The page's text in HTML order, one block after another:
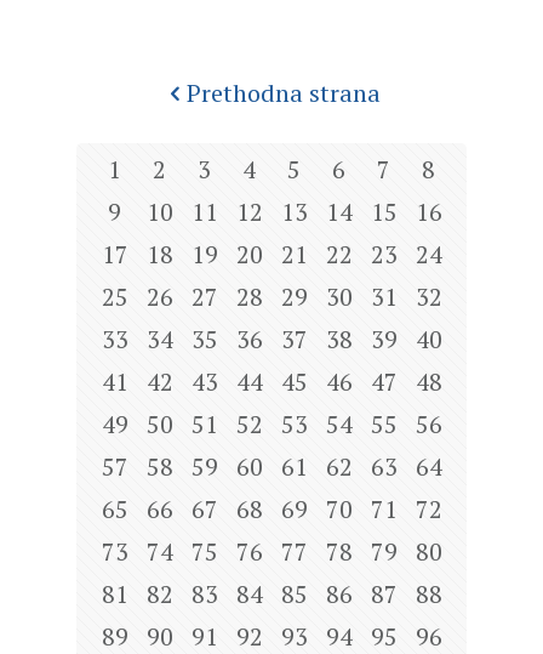
Prethodna strana
1 2 3 4 5 6 7
8
9
10 11 12 13 14 15
16
17
18 19 20 21 22 23
24
25
26 27 28 29 30 31
32
33
34 35 36 37 38 39
40
41
42 43 44 45 46 47
48
49
50 51 52 53 54 55
56
57
58 59 60 61 62 63
64
65
66 67 68 69 70 71
72
73
74 75 76 77 78 79
80
81
82 83 84 85 86 87
88
89
90 91 92 93 94 95
96